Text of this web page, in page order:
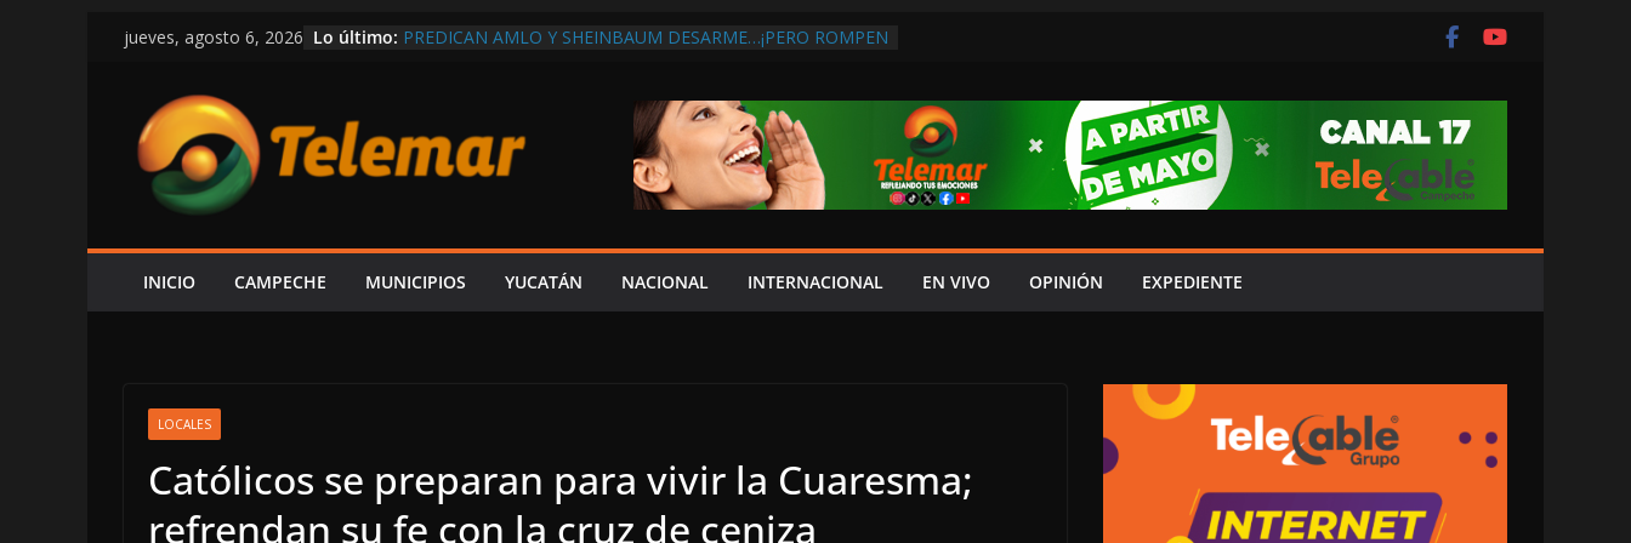
Saltar
contenido
jueves, agosto 6, 2026 Lo último: PREDICAN AMLO Y SHEINBAUM DESARME…¡PERO ROMPEN
SHCP DERRUMBA DISCURSO DE LAYDA AL REVELAR QUE
CAMPECHE REGISTRA LA PEOR CAÍDA DE
PARTICIPACIONES DEL PAÍS, POR PÉSIMA RECAUDACIÓN
DEL ISR
SOSPECHAS DE INFLUENCIAS POLÍTICAS EN
¿PAPÁ INCAPACITADO ASUME CULPA DEL HIJO?
CAEN DOS ÁRBOLES SOBRE LA CARRETERA LIBRE
INICIO CAMPECHE MUNICIPIOS YUCATÁN NACIONAL INTERNACIONAL EN VIVO OPINIÓN EXPEDIENTE
LOCALES
Católicos se preparan para vivir la Cuaresma;
refrendan su fe con la cruz de ceniza